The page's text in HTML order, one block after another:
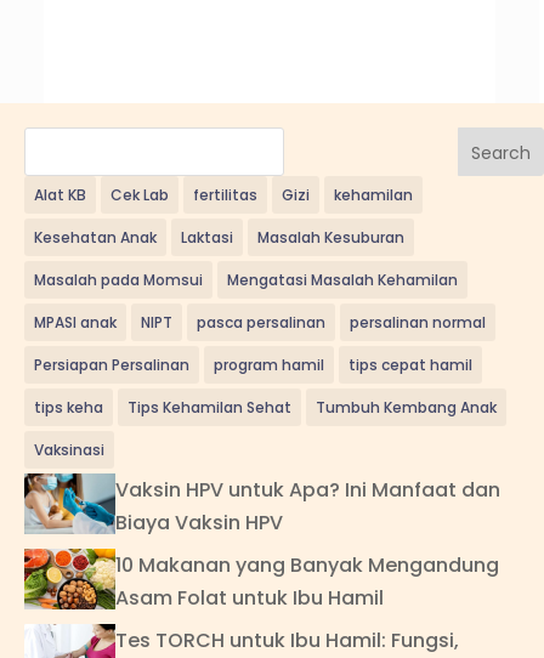
Search
Alat KB Cek Lab fertilitas Gizi kehamilan
Kesehatan Anak Laktasi Masalah Kesuburan
Masalah pada Momsui Mengatasi Masalah Kehamilan
MPASI anak NIPT pasca persalinan persalinan normal
Persiapan Persalinan program hamil tips cepat hamil
tips keha Tips Kehamilan Sehat Tumbuh Kembang Anak
Vaksinasi
Vaksin HPV untuk Apa? Ini Manfaat dan
Biaya Vaksin HPV
10 Makanan yang Banyak Mengandung
Asam Folat untuk Ibu Hamil
Tes TORCH untuk Ibu Hamil: Fungsi,